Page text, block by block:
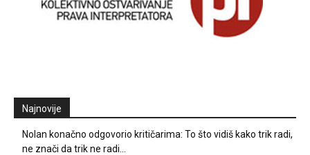
Najnovije
Nolan konačno odgovorio kritičarima: To što vidiš kako trik radi,
ne znači da trik ne radi…